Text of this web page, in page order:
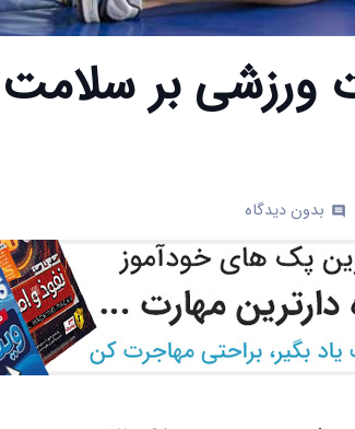
ورزشی بر
comments بدون دیدگاه